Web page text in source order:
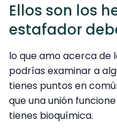
Ellos son los
estafador
lo que amo acerca de
podrías examinar a
tienes puntos en
que una unión
tienes bioquímica.